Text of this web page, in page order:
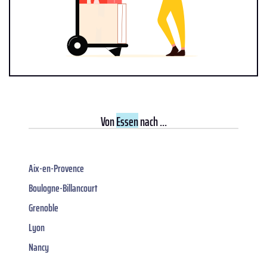
VonEssennach ...
Aix-en-Provence
Boulogne-Billancourt
Grenoble
Lyon
Nancy